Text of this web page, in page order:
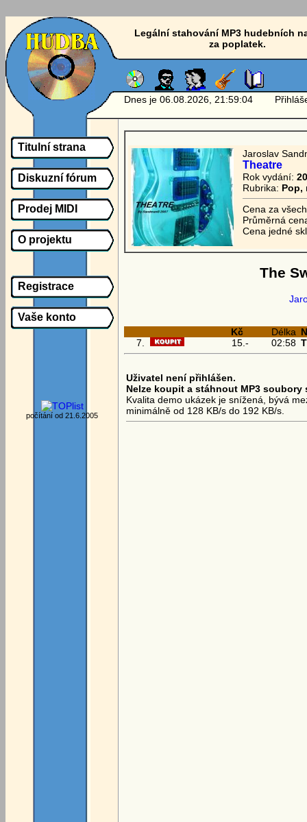
Legální stahování MP3 hudebních
za poplatek.
Dnes je 06.08.2026, 21:59:04
Titulní strana
Diskuzní fórum
Prodej MIDI
O projektu
Registrace
Vaše konto
počítání od 21.6.2005
Jaroslav
Theatre
Rok vydání:
Rubrika: Pop,
Cena za
Průměrná
Cena jedné
The
Kč Délka
7.
15.- 02:58
Uživatel není přihlášen.
Nelze koupit a stáhnout MP3 soubory
Kvalita demo ukázek je snížená, bývá
minimálně od 128 KB/s do 192 KB/s.